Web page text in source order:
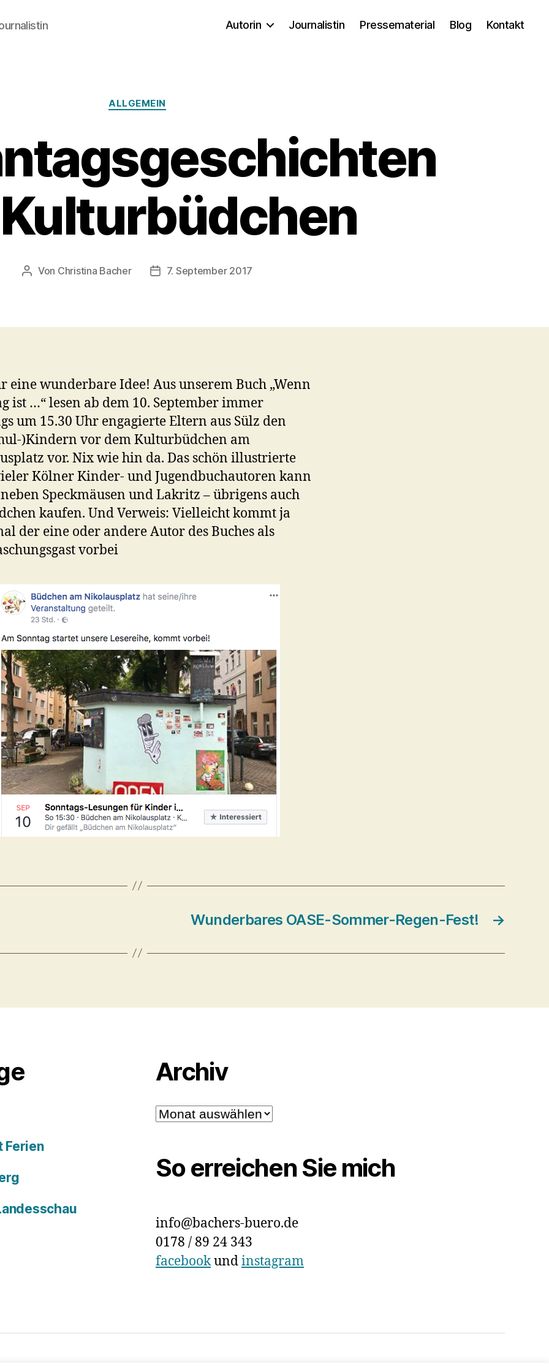
Autorin Journalistin Pressematerial Blog Kontakt
Kategorien
ALLGEMEIN
Beitragsautor
Von Christina Bacher Veröffentlichungsdatum
7. September 2017
eine wunderbare Idee! Aus unserem Buch „Wenn
ist …“ lesen ab dem 10. September immer
um 15.30 Uhr engagierte Eltern aus Sülz den
)Kindern vor dem Kulturbüdchen am
vor. Nix wie hin da. Das schön illustrierte
Kölner Kinder- und Jugendbuchautoren kann
Speckmäusen und Lakritz – übrigens auch
kaufen. Und Verweis: Vielleicht kommt ja
der eine oder andere Autor des Buches als
vorbei
→
Wunderbares OASE-Sommer-Regen-Fest!
Ferien
Archiv
Archiv
So erreichen Sie mich
info@bachers-buero.de
0178 / 89 24 343
facebookundinstagram